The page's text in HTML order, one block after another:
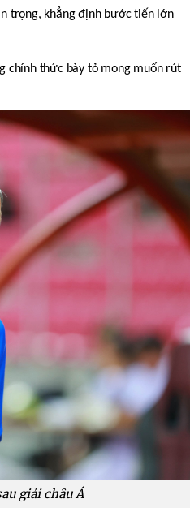
trọng, khẳng định bước tiến lớn
chính thức bày tỏ mong muốn rút
giải châu Á